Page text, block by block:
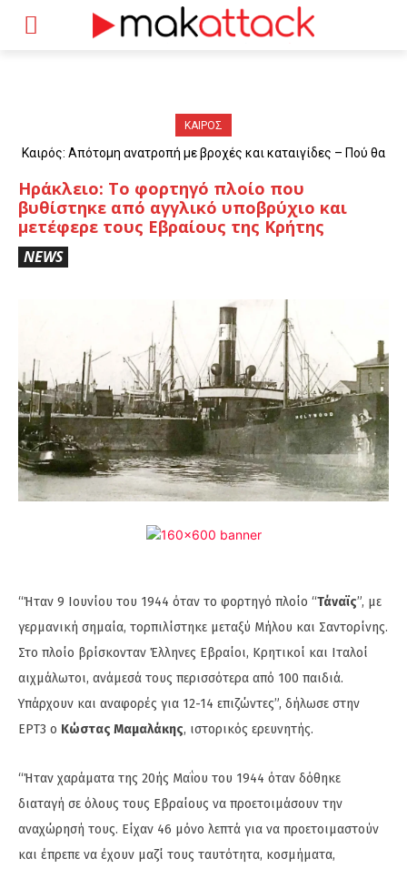
ΚΑΙΡΟΣ
Καιρός: Απότομη ανατροπή με βροχές και καταιγίδες – Πού θα
Ηράκλειο: Το φορτηγό πλοίο που
βυθίστηκε από αγγλικό υποβρύχιο και
μετέφερε τους Εβραίους της Κρήτης
NEWS
“Ήταν 9 Ιουνίου του 1944 όταν το φορτηγό πλοίο “Τάναϊς”, με
γερμανική σημαία, τορπιλίστηκε μεταξύ Μήλου και Σαντορίνης.
Στο πλοίο βρίσκονταν Έλληνες Εβραίοι, Κρητικοί και Ιταλοί
αιχμάλωτοι, ανάμεσά τους περισσότερα από 100 παιδιά.
Υπάρχουν και αναφορές για 12-14 επιζώντες”, δήλωσε στην
ΕΡΤ3 ο Κώστας Μαμαλάκης, ιστορικός ερευνητής.
“Ήταν χαράματα της 20ής Μαΐου του 1944 όταν δόθηκε
διαταγή σε όλους τους Εβραίους να προετοιμάσουν την
αναχώρησή τους. Είχαν 46 μόνο λεπτά για να προετοιμαστούν
και έπρεπε να έχουν μαζί τους ταυτότητα, κοσμήματα,